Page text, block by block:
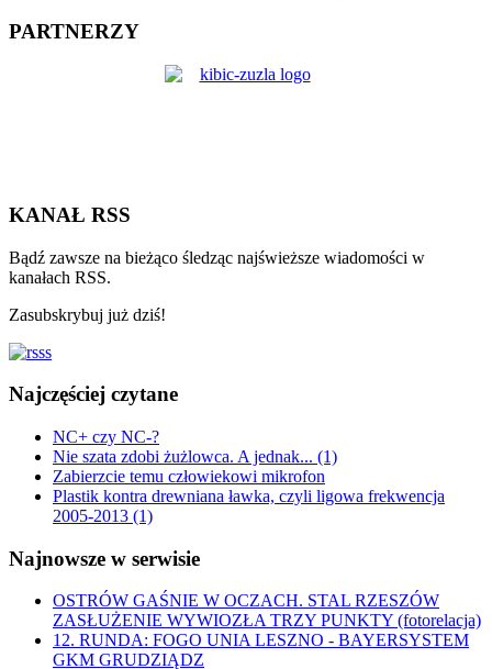
PARTNERZY
KANAŁ RSS
Bądź zawsze na bieżąco śledząc najświeższe wiadomości w
kanałach RSS.
Zasubskrybuj już dziś!
Najczęściej czytane
NC+ czy NC-?
Nie szata zdobi żużlowca. A jednak... (1)
Zabierzcie temu człowiekowi mikrofon
Plastik kontra drewniana ławka, czyli ligowa frekwencja
2005-2013 (1)
Najnowsze w serwisie
OSTRÓW GAŚNIE W OCZACH. STAL RZESZÓW
ZASŁUŻENIE WYWIOZŁA TRZY PUNKTY (fotorelacja)
12. RUNDA: FOGO UNIA LESZNO - BAYERSYSTEM
GKM GRUDZIĄDZ